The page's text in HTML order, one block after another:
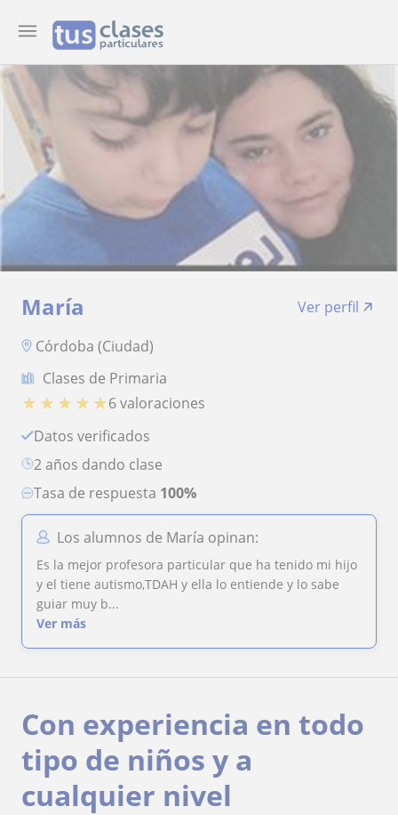
María
Ver perfil
Córdoba (Ciudad)
Clases de Primaria
★ ★ ★ ★ ★6 valoraciones
Datos verificados
2 años dando clase
Tasa de respuesta 100%
Los alumnos de María opinan:
Es la mejor profesora particular que ha tenido mi hijo
y el tiene autismo,TDAH y ella lo entiende y lo sabe
guiar muy b...
Ver más
Con experiencia en todo
tipo de niños y a
cualquier nivel